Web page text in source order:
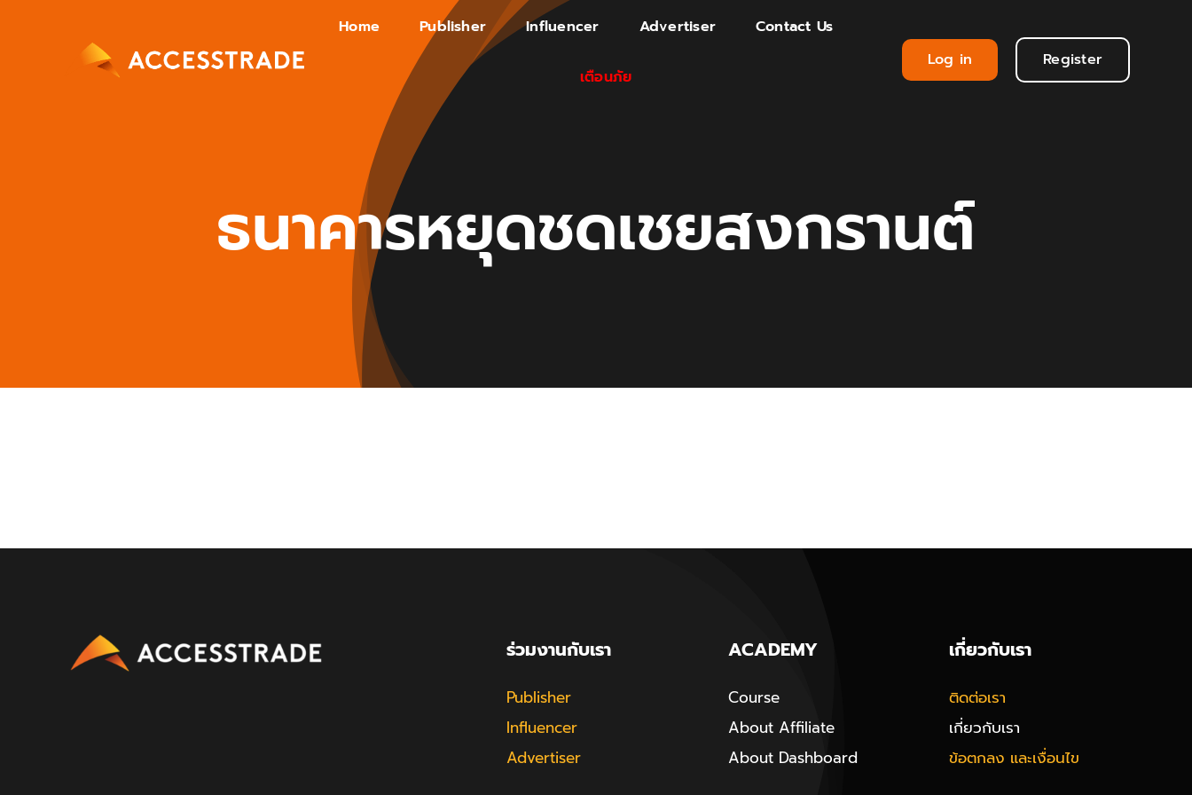
Home Publisher Influencer Advertiser Contact Us
เตือนภัย
Log in Register
ธนาคารหยุดชดเชยสงกรานต์
ร่วมงานกับเรา
Publisher
Influencer
Advertiser
ACADEMY
Course
About Affiliate
About Dashboard
เกี่ยวกับเรา
ติดต่อเรา
เกี่ยวกับเรา
ข้อตกลง และเงื่อนไข